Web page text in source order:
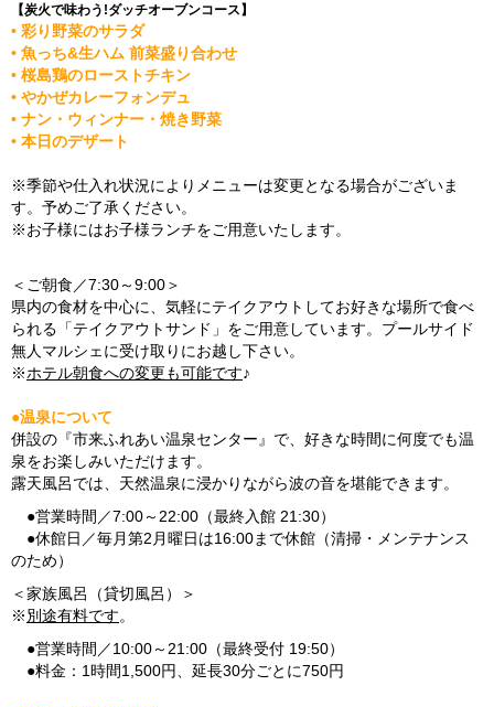
【炭火で味わう!ダッチオーブンコース】
• 彩り野菜のサラダ
• 魚っち&生ハム 前菜盛り合わせ
• 桜島鶏のローストチキン
• やかぜカレーフォンデュ
• ナン・ウィンナー・焼き野菜
• 本日のデザート
※季節や仕入れ状況によりメニューは変更となる場合がございま
す。予めご了承ください。
※お子様にはお子様ランチをご用意いたします。
＜ご朝食／7:30～9:00＞
県内の食材を中心に、気軽にテイクアウトしてお好きな場所で食べ
られる「テイクアウトサンド」をご用意しています。プールサイド
無人マルシェに受け取りにお越し下さい。
※ホテル朝食への変更も可能です♪
●温泉について
併設の『市来ふれあい温泉センター』で、好きな時間に何度でも温
泉をお楽しみいただけます。
露天風呂では、天然温泉に浸かりながら波の音を堪能できます。
●営業時間／7:00～22:00（最終入館 21:30）
●休館日／毎月第2月曜日は16:00まで休館（清掃・メンテナンス
のため）
＜家族風呂（貸切風呂）＞
※別途有料です。
●営業時間／10:00～21:00（最終受付 19:50）
●料金：1時間1,500円、延長30分ごとに750円